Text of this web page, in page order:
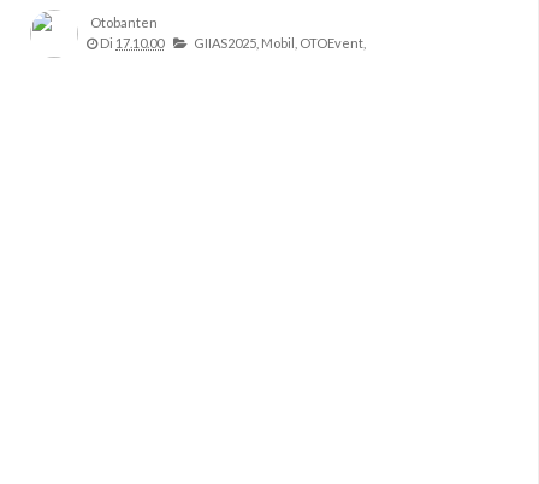
Otobanten
Di 17.10.00 GIIAS2025, Mobil, OTOEvent,